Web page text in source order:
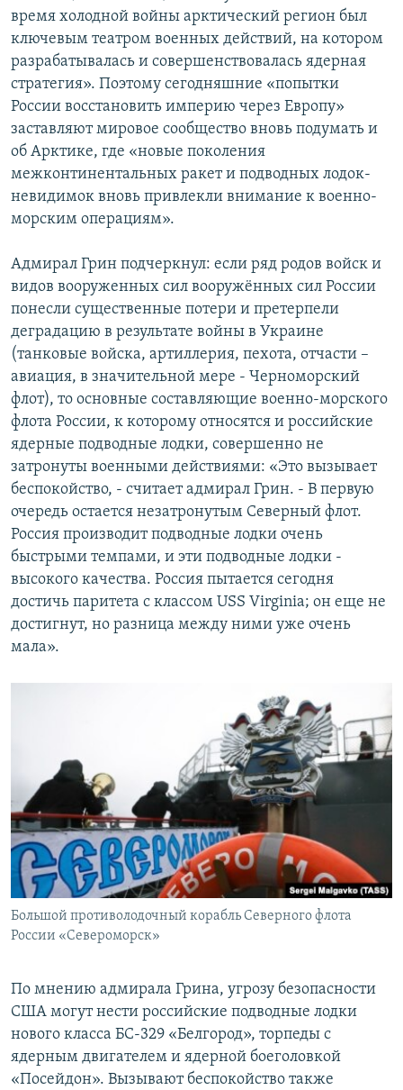
время холодной войны арктический регион был
ключевым театром военных действий, на котором
разрабатывалась и совершенствовалась ядерная
стратегия». Поэтому сегодняшние «попытки
России восстановить империю через Европу»
заставляют мировое сообщество вновь подумать и
об Арктике, где «новые поколения
межконтинентальных ракет и подводных лодок-
невидимок вновь привлекли внимание к военно-
морским операциям».
Адмирал Грин подчеркнул: если ряд родов войск и
видов вооруженных сил вооружённых сил России
понесли существенные потери и претерпели
деградацию в результате войны в Украине
(танковые войска, артиллерия, пехота, отчасти –
авиация, в значительной мере - Черноморский
флот), то основные составляющие военно-морского
флота России, к которому относятся и российские
ядерные подводные лодки, совершенно не
затронуты военными действиями: «Это вызывает
беспокойство, - считает адмирал Грин. - В первую
очередь остается незатронутым Северный флот.
Россия производит подводные лодки очень
быстрыми темпами, и эти подводные лодки -
высокого качества. Россия пытается сегодня
достичь паритета с классом USS Virginia; он еще не
достигнут, но разница между ними уже очень
мала».
Большой противолодочный корабль Северного флота
России «Североморск»
По мнению адмирала Грина, угрозу безопасности
США могут нести российские подводные лодки
нового класса БС-329 «Белгород», торпеды с
ядерным двигателем и ядерной боеголовкой
«Посейдон». Вызывают беспокойство также